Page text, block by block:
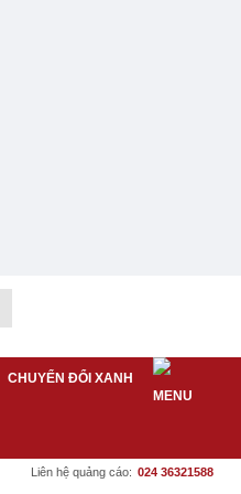
CHUYỂN ĐỔI XANH
Liên hệ quảng cáo: 024 36321588